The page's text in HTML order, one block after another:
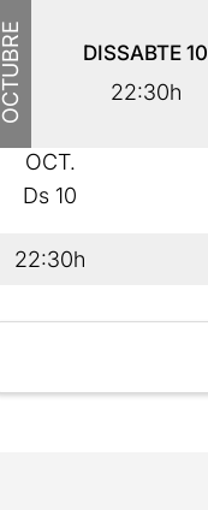
OCTUBRE DISSABTE10
22:30h
OCT.
Ds10
22:30h